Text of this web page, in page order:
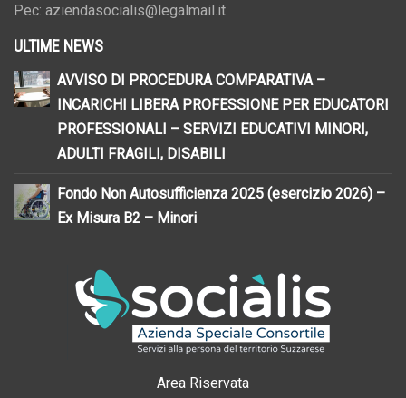
Pec: aziendasocialis@legalmail.it
ULTIME NEWS
AVVISO DI PROCEDURA COMPARATIVA –
INCARICHI LIBERA PROFESSIONE PER EDUCATORI
PROFESSIONALI – SERVIZI EDUCATIVI MINORI,
ADULTI FRAGILI, DISABILI
Fondo Non Autosufficienza 2025 (esercizio 2026) –
Ex Misura B2 – Minori
Area Riservata